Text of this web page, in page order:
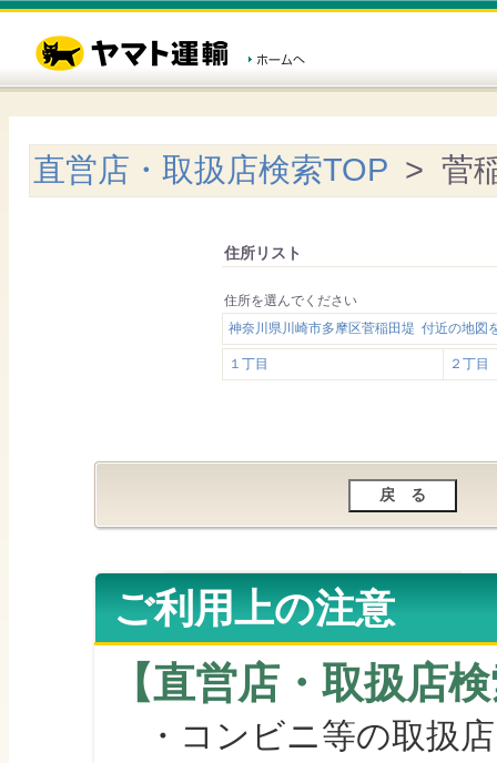
直営店・取扱店検索TOP > 菅
住所リスト
住所を選んでください
神奈川県川崎市多摩区菅稲田堤 付近の地図
１丁目 ２丁目
ご利用上の注意
【直営店・取扱店
・コンビニ等の取扱